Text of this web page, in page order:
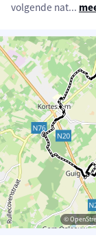
volgende nat...
©